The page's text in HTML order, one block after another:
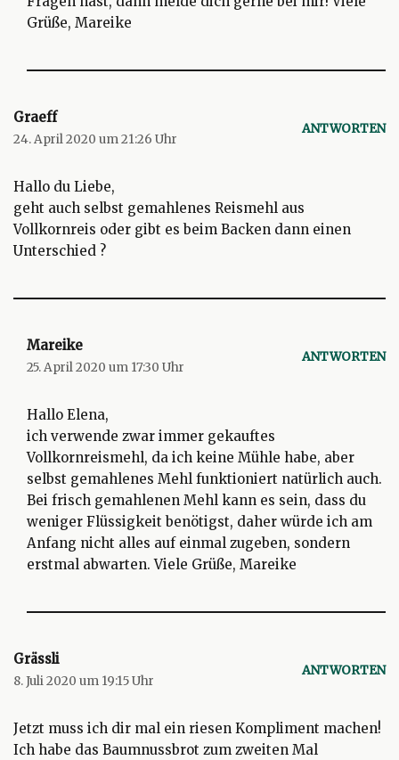
Grüße, Mareike
Graeff
24. April 2020 um 21:26 Uhr
ANTWORTEN
Hallo du Liebe,
geht auch selbst gemahlenes Reismehl aus
Vollkornreis oder gibt es beim Backen dann einen
Unterschied ?
Mareike
25. April 2020 um 17:30 Uhr
ANTWORTEN
Hallo Elena,
ich verwende zwar immer gekauftes
Vollkornreismehl, da ich keine Mühle habe, aber
selbst gemahlenes Mehl funktioniert natürlich auch.
Bei frisch gemahlenen Mehl kann es sein, dass du
weniger Flüssigkeit benötigst, daher würde ich am
Anfang nicht alles auf einmal zugeben, sondern
erstmal abwarten. Viele Grüße, Mareike
Grässli
8. Juli 2020 um 19:15 Uhr
ANTWORTEN
Jetzt muss ich dir mal ein riesen Kompliment machen!
Ich habe das Baumnussbrot zum zweiten Mal